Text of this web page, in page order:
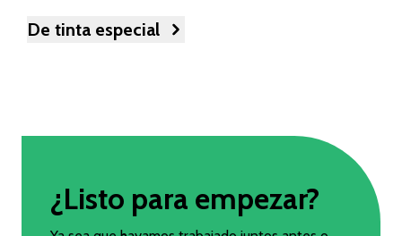
De tinta especial
¿Listo para empezar?